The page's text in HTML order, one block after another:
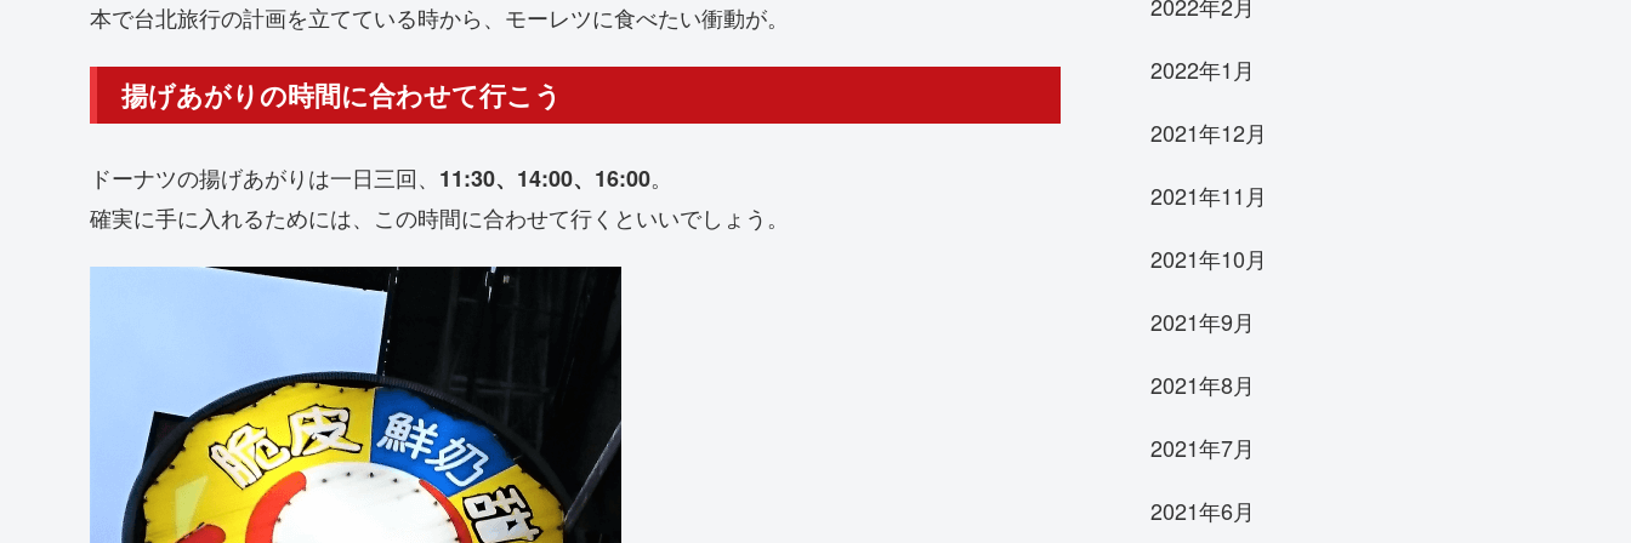
本で台北旅行の計画を立てている時から、モーレツに食べたい衝動が。
揚げあがりの時間に合わせて行こう
ドーナツの揚げあがりは一日三回、 11:30、14:00、16:00。
確実に手に入れるためには、この時間に合わせて行くといいでしょう。
2022年1月
2021年12月
2021年11月
2021年10月
2021年9月
2021年8月
2021年7月
2021年6月